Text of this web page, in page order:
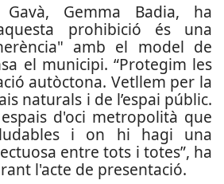
Gavà, Gemma Badia, ha
prohibició és una
amb el model de
el municipi. “Protegim les
autòctona. Vetllem per la
naturals i de l’espai públic.
d'oci metropolità que
i on hi hagi una
entre tots i totes”, ha
l'acte de presentació.